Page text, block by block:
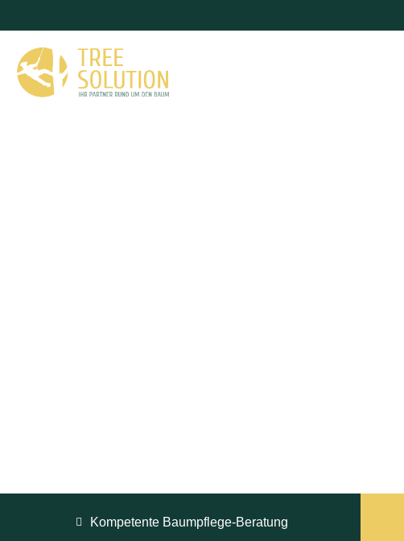
Kompetente Baumpflege-Beratung